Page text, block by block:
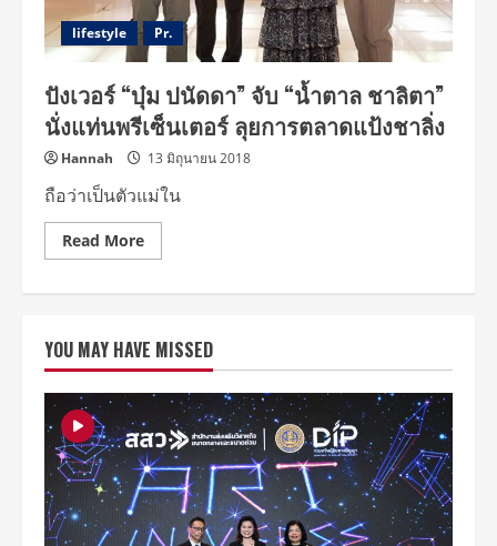
lifestyle Pr.
ปังเวอร์ “บุ๋ม ปนัดดา” จับ “น้ำตาล ชาลิตา”
นั่งแท่นพรีเซ็นเตอร์ ลุยการตลาดแป้งชาลิ่ง
Hannah 13 มิถุนายน 2018
ถือว่าเป็นตัวแม่ใน
Read MoreRead
more
จับ
“น้ำตาล
ชา
ลิตา”
แท่น
พรีเซ็นเตอร์
ลุย
การ
ตลาด
แป้ง
ชา
ลิ่ง
YOU MAY HAVE MISSED